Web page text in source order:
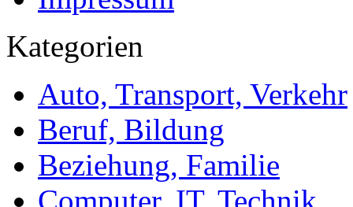
Kategorien
Auto, Transport, Verkehr
Beruf, Bildung
Beziehung, Familie
Computer, IT, Technik